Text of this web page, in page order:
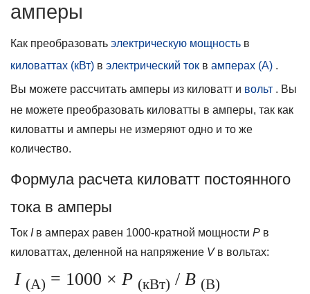
амперы
Как преобразовать электрическую мощность в
киловаттах (кВт) в электрический ток в амперах (А) .
Вы можете рассчитать амперы из киловатт и вольт . Вы
не можете преобразовать киловатты в амперы, так как
киловатты и амперы не измеряют одно и то же
количество.
Формула расчета киловатт постоянного
тока в амперы
Ток Iв амперах равен 1000-кратной мощности P в
киловаттах, деленной на напряжение Vв вольтах:
I (A) = 1000 × P (кВт) / В (В)